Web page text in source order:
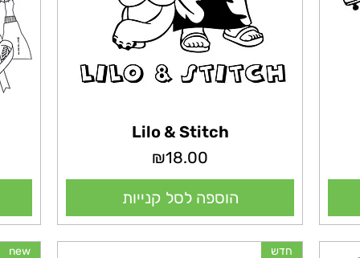
Lilo & Stitch
מחיר
₪18.00
הוספה לסל קנייות
חדש new